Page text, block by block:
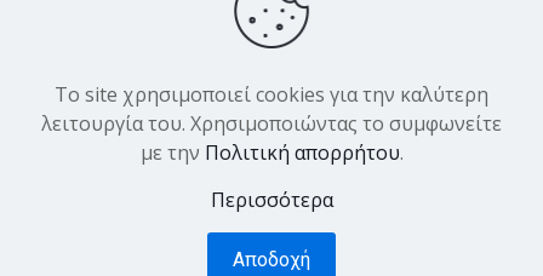
© 2026 DK Hair Products. All Rights Reserved.
Designed byYiannis Veslemes
Το site χρησιμοποιεί cookies για την καλύτερη
λειτουργία του. Χρησιμοποιώντας το συμφωνείτε
με την Πολιτική απορρήτου.
Περισσότερα
Αποδοχή